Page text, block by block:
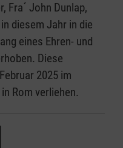
Fra´ John Dunlap,
diesem Jahr in die
eines Ehren- und
Diese
2025 im
Rom verliehen.